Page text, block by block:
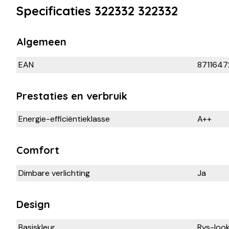
Specificaties 322332 322332
Algemeen
EAN
Prestaties en verbruik
Energie-efficiëntieklasse A++
Comfort
Dimbare verlichting Ja
Design